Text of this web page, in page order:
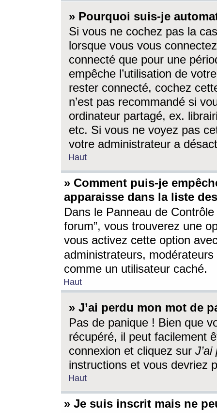
» Pourquoi suis-je
Si vous ne cochez pas la
lorsque vous vous
connecté que pour une
empêche l’utilisation de
rester connecté, cochez
n’est pas recommandé si
ordinateur partagé, ex.
etc. Si vous ne voyez pas
votre administrateur a
Haut
» Comment puis-je
apparaisse dans la liste
Dans le Panneau de
forum”, vous trouverez une
vous activez cette option
administrateurs,
comme un utilisateur caché.
Haut
» J’ai perdu mon mot de
Pas de panique ! Bien que
récupéré, il peut facilement
connexion et cliquez sur
instructions et vous devriez
Haut
» Je suis inscrit mais ne